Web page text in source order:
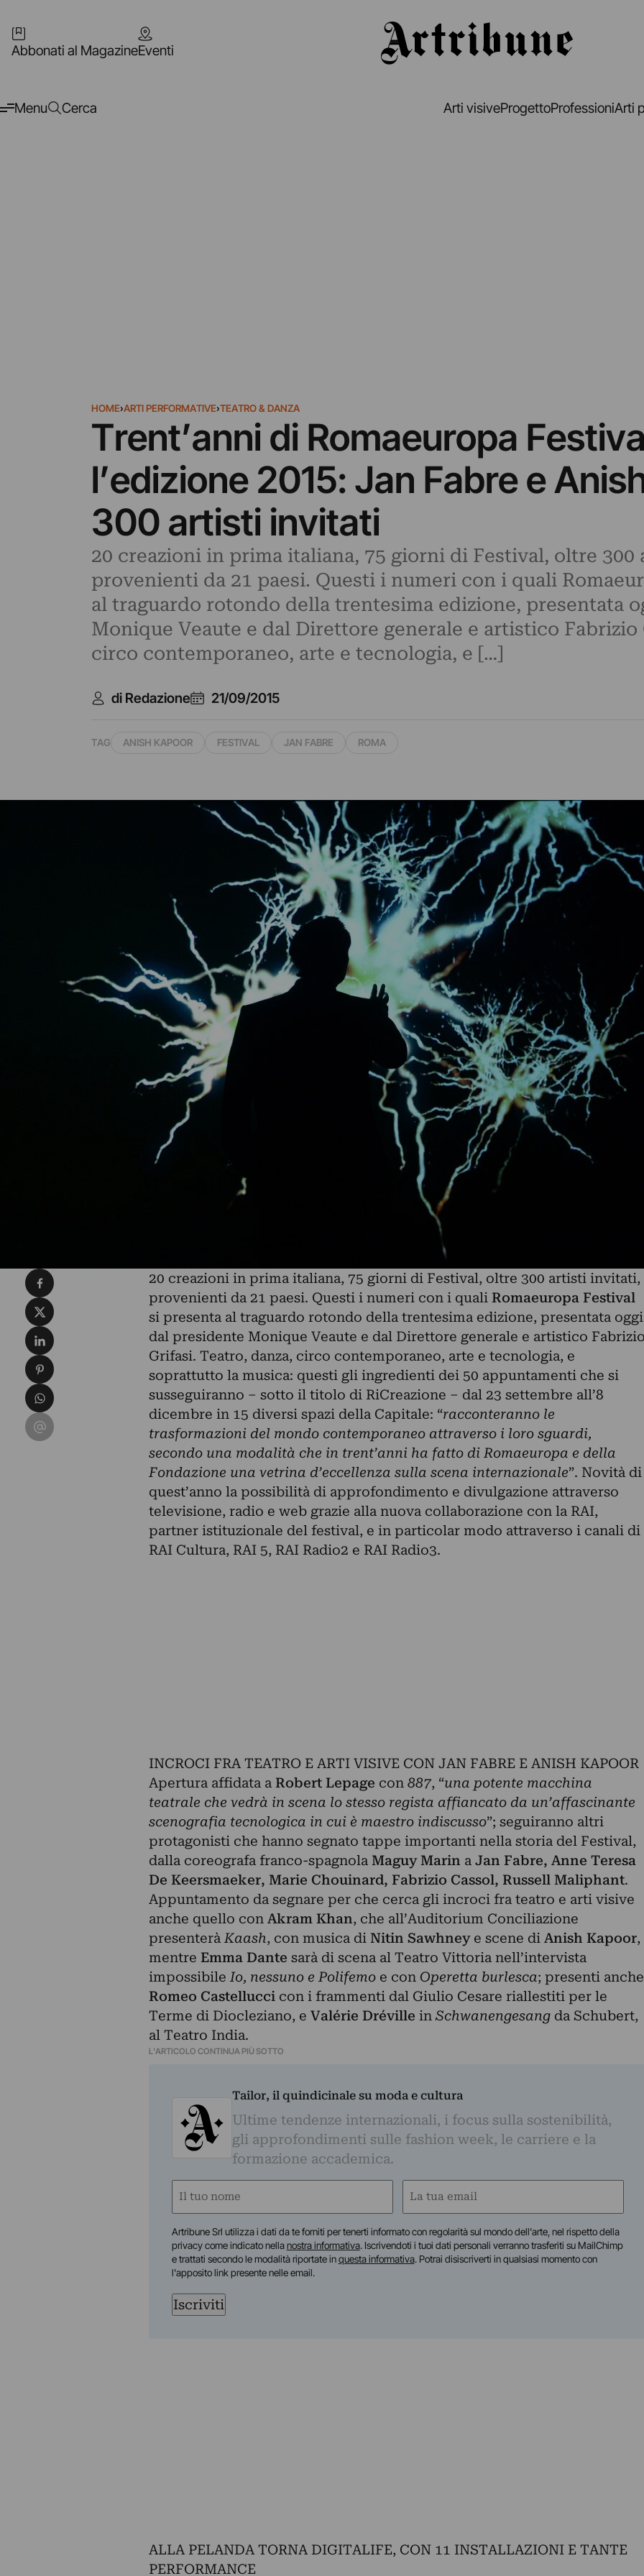
Abbonati al MagazineEventi
Menu Cerca Arti visiveProgettoProfessioniArti
HOME›ARTI PERFORMATIVE›TEATRO & DANZA
Trent’anni di Romaeuropa
l’edizione 2015: Jan Fabre e
300 artisti invitati
20 creazioni in prima italiana, 75 giorni di Festival, oltre
provenienti da 21 paesi. Questi i numeri con i quali
al traguardo rotondo della trentesima edizione, presentata
Monique Veaute e dal Direttore generale e artistico Fabrizio
circo contemporaneo, arte e tecnologia, e […]
di Redazione 21/09/2015
TAG ANISH KAPOOR FESTIVAL JAN FABRE ROMA
20 creazioni in prima italiana, 75 giorni di Festival, oltre 300 artisti invitati,
provenienti da 21 paesi. Questi i numeri con i quali Romaeuropa Festival
si presenta al traguardo rotondo della trentesima edizione, presentata oggi
dal presidente Monique Veaute e dal Direttore generale e artistico
Grifasi. Teatro, danza, circo contemporaneo, arte e tecnologia, e
soprattutto la musica: questi gli ingredienti dei 50 appuntamenti che si
susseguiranno – sotto il titolo di RiCreazione – dal 23 settembre all’8
dicembre in 15 diversi spazi della Capitale: “racconteranno le
trasformazioni del mondo contemporaneo attraverso i loro sguardi,
secondo una modalità che in trent’anni ha fatto di Romaeuropa e della
Fondazione una vetrina d’eccellenza sulla scena internazionale”. Novità di
quest’anno la possibilità di approfondimento e divulgazione attraverso
televisione, radio e web grazie alla nuova collaborazione con la RAI,
partner istituzionale del festival, e in particolar modo attraverso i canali di
RAI Cultura, RAI 5, RAI Radio2 e RAI Radio3.
INCROCI FRA TEATRO E ARTI VISIVE CON JAN FABRE E ANISH KAPOOR
Apertura affidata a Robert Lepage con 887, “una potente macchina
teatrale che vedrà in scena lo stesso regista affiancato da un’affascinante
scenografia tecnologica in cui è maestro indiscusso”; seguiranno altri
protagonisti che hanno segnato tappe importanti nella storia del Festival,
dalla coreografa franco-spagnola Maguy Marin a Jan Fabre, Anne Teresa
De Keersmaeker, Marie Chouinard, Fabrizio Cassol, Russell Maliphant.
Appuntamento da segnare per che cerca gli incroci fra teatro e arti visive
anche quello con Akram Khan, che all’Auditorium Conciliazione
presenterà Kaash, con musica di Nitin Sawhneye scene di Anish Kapoor,
mentre Emma Dante sarà di scena al Teatro Vittoria nell’intervista
impossibile Io, nessuno e Polifemoe con Operetta burlesca; presenti anche
Romeo Castelluccicon i frammenti dal Giulio Cesare riallestiti per le
Terme di Diocleziano, e Valérie Dréville inSchwanengesangda Schubert,
al Teatro India.
L'ARTICOLO CONTINUA PIÙ SOTTO
Tailor, il quindicinale su moda e cultura
Ultime tendenze internazionali, i focus sulla sostenibilità,
gli approfondimenti sulle fashion week, le carriere e la
formazione accademica.
Nome
Email
Artribune Srl utilizza i dati da te forniti per tenerti informato con regolarità sul mondo dell'arte, nel rispetto della
privacy come indicato nellanostra informativa. Iscrivendoti i tuoi dati personali verranno trasferiti su MailChimp
e trattati secondo le modalità riportate inquesta informativa. Potrai disiscriverti in qualsiasi momento con
l'apposito link presente nelle email.
Iscriviti
ALLA PELANDA TORNA DIGITALIFE, CON 11 INSTALLAZIONI E TANTE
PERFORMANCE
Condividi su Facebook
Condividi su X
Condividi su LinkedIn
Condividi su Pinterest
Condividi su WhatsApp
Condividi su Email